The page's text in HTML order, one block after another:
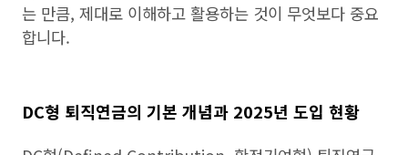
는 만큼, 제대로 이해하고 활용하는 것이 무엇보다 중요
합니다.
DC형 퇴직연금의 기본 개념과 2025년 도입 현황